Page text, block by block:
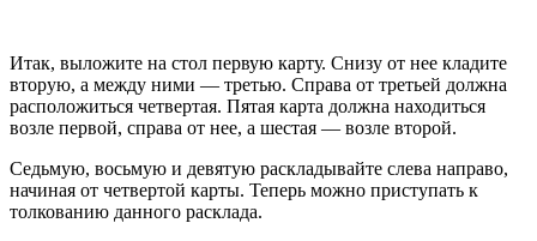
Итак, выложите на стол первую карту. Снизу от нее кладите
вторую, а между ними — третью. Справа от третьей должна
расположиться четвертая. Пятая карта должна находиться
возле первой, справа от нее, а шестая — возле второй.
Седьмую, восьмую и девятую раскладывайте слева направо,
начиная от четвертой карты. Теперь можно приступать к
толкованию данного расклада.